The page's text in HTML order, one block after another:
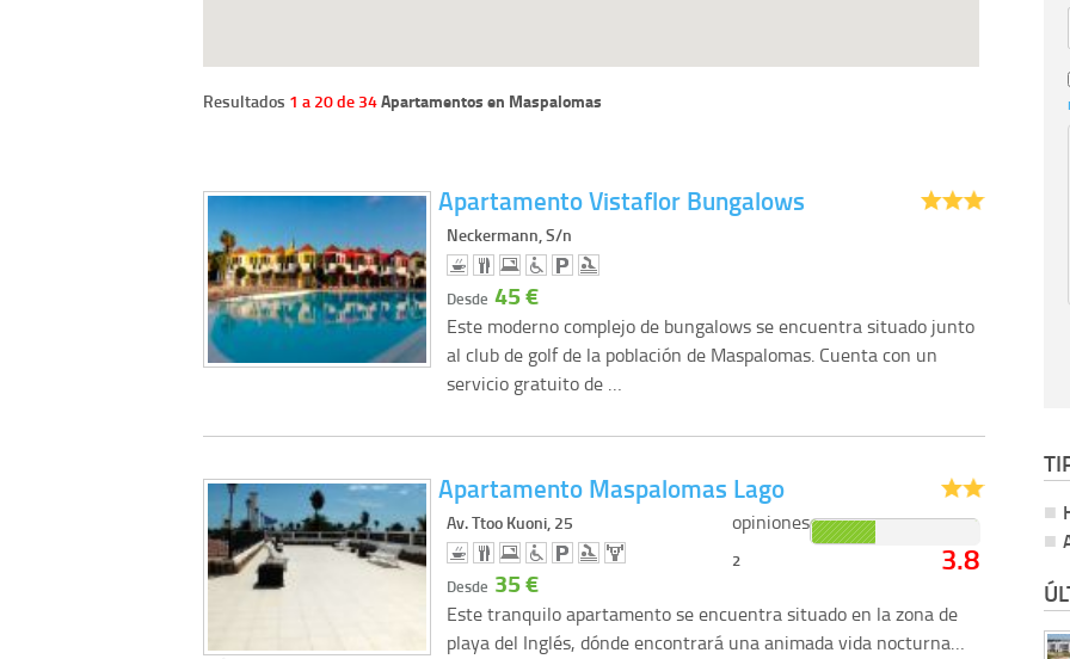
Resultados 1 a 20 de 34Apartamentos en Maspalomas
Apartamento Vistaflor Bungalows
Neckermann, S/n
Desde 45 €
Este moderno complejo de bungalows se encuentra situado junto
al club de golf de la población de Maspalomas. Cuenta con un
servicio gratuito de …
Apartamento Maspalomas Lago
Av. Ttoo Kuoni, 25
Desde 35 €
2
opiniones
3.8
Este tranquilo apartamento se encuentra situado en la zona de
playa del Inglés, dónde encontrará una animada vida nocturna…